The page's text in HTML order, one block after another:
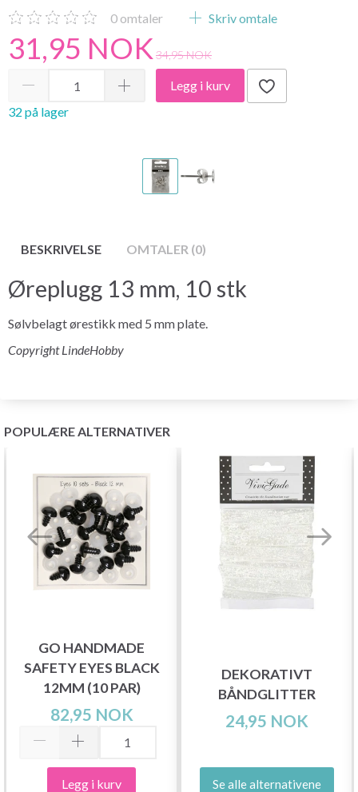
0 omtaler Skriv omtale
31,95 NOK 34,95 NOK
Legg i kurv
32 på lager
BESKRIVELSE OMTALER (0)
Øreplugg 13 mm, 10 stk
Sølvbelagt ørestikk med 5 mm plate.
Copyright LindeHobby
POPULÆRE ALTERNATIVER
GO HANDMADE
SAFETY EYES BLACK
12MM (10 PAR)
82,95 NOK
Legg i kurv
DEKORATIVT
BÅNDGLITTER
24,95 NOK
Se alle alternativene